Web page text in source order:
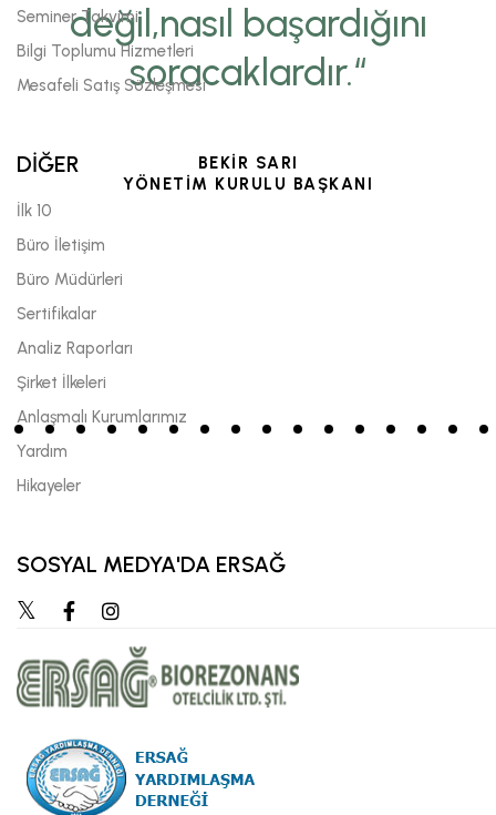
değil,nasıl başardığını
soracaklardır.“
BEKİR SARI
YÖNETİM KURULU BAŞKANI
Seminer Takvimi
Bilgi Toplumu Hizmetleri
Mesafeli Satış Sözleşmesi
DİĞER
İlk 10
Büro İletişim
Büro Müdürleri
Sertifikalar
Analiz Raporları
Şirket İlkeleri
Anlaşmalı Kurumlarımız
Yardım
Hikayeler
SOSYAL MEDYA'DA ERSAĞ